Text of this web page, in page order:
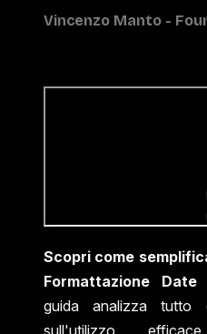
Scopri come
Formattazione
guida analizza
sull'utilizzo